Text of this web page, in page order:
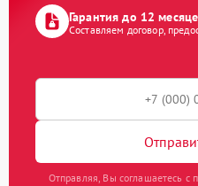
Гарантия до 12
Составляем договор,
Отправляя, Вы соглашаетесь с